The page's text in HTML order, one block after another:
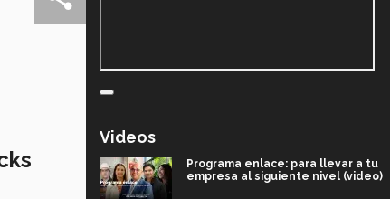
Videos
Programa enlace: para llevar a tu
empresa al siguiente nivel (video)